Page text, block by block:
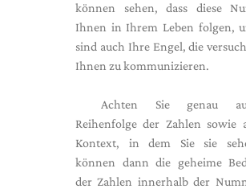
können sehen, dass diese
Ihnen in Ihrem Leben folgen,
sind auch Ihre Engel, die
Ihnen zu kommunizieren.
Achten Sie genau
Reihenfolge der Zahlen sowie
Kontext, in dem Sie sie
können dann die geheime
der Zahlen innerhalb der